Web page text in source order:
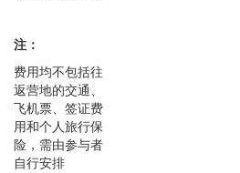
注：
费用均不包括往
返营地的交通、
飞机票、签证费
用和个人旅行保
险，需由参与者
自行安排